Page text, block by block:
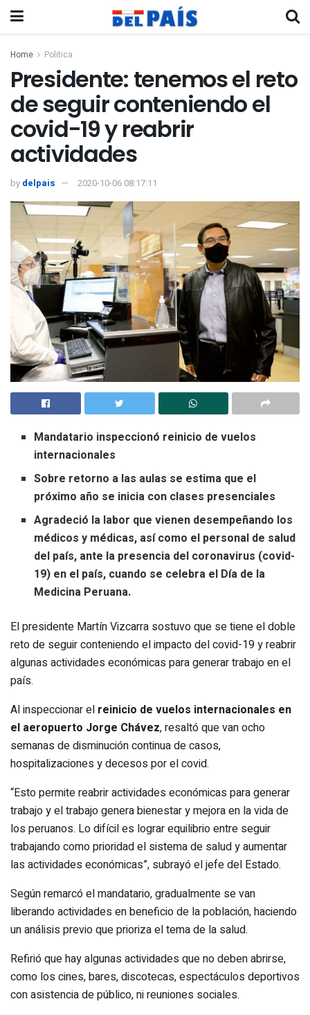
Home Politica
Presidente: tenemos el reto
de seguir conteniendo el
covid-19 y reabrir
actividades
by delpais 2020-10-06 08:17:11
Mandatario inspeccionó reinicio de vuelos
internacionales
Sobre retorno a las aulas se estima que el
próximo año se inicia con clases presenciales
Agradeció la labor que vienen desempeñando los
médicos y médicas, así como el personal de salud
del país, ante la presencia del coronavirus (covid-
19) en el país, cuando se celebra el Día de la
Medicina Peruana.
El presidente Martín Vizcarra sostuvo que se tiene el doble
reto de seguir conteniendo el impacto del covid-19 y reabrir
algunas actividades económicas para generar trabajo en el
país.
Al inspeccionar el reinicio de vuelos internacionales en
el aeropuerto Jorge Chávez, resaltó que van ocho
semanas de disminución continua de casos,
hospitalizaciones y decesos por el covid.
“Esto permite reabrir actividades económicas para generar
trabajo y el trabajo genera bienestar y mejora en la vida de
los peruanos. Lo difícil es lograr equilibrio entre seguir
trabajando como prioridad el sistema de salud y aumentar
las actividades económicas”, subrayó el jefe del Estado.
Según remarcó el mandatario, gradualmente se van
liberando actividades en beneficio de la población, haciendo
un análisis previo que prioriza el tema de la salud.
Refirió que hay algunas actividades que no deben abrirse,
como los cines, bares, discotecas, espectáculos deportivos
con asistencia de público, ni reuniones sociales.